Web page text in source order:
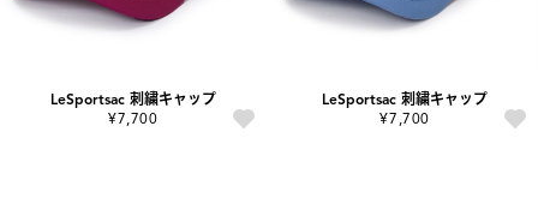
LeSportsac 刺繍キャップ
¥7,700
LeSportsac 刺繍キャップ
¥7,700